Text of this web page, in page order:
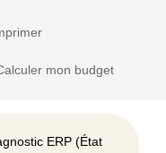
mon budget
ERP (État